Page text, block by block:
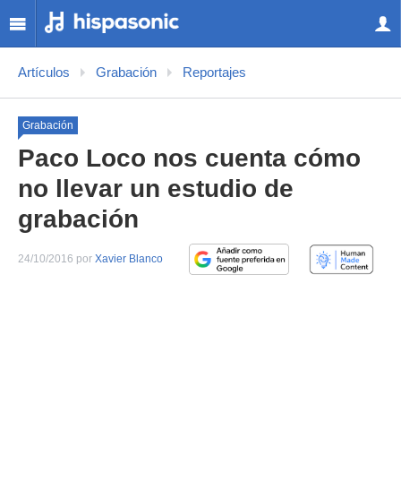
Artículos Grabación Reportajes
Grabación
Paco Loco nos cuenta cómo
no llevar un estudio de
grabación
24/10/2016 por Xavier Blanco